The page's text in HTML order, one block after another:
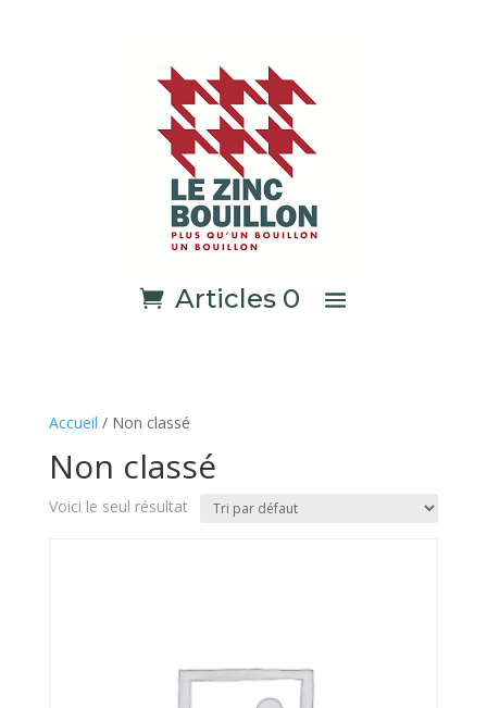
Articles 0
Accueil / Non classé
Non classé
Voici le seul résultat